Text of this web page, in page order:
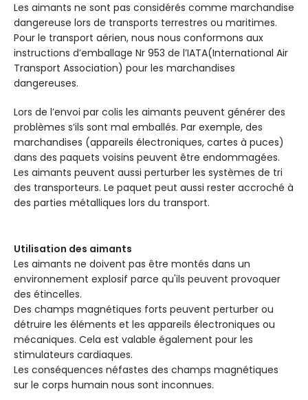
Les aimants ne sont pas considérés comme marchandise
dangereuse lors de transports terrestres ou maritimes.
Pour le transport aérien, nous nous conformons aux
instructions d’emballage Nr 953 de l’IATA(International Air
Transport Association) pour les marchandises
dangereuses.
Lors de l’envoi par colis les aimants peuvent générer des
problèmes s’ils sont mal emballés. Par exemple, des
marchandises (appareils électroniques, cartes à puces)
dans des paquets voisins peuvent être endommagées.
Les aimants peuvent aussi perturber les systèmes de tri
des transporteurs. Le paquet peut aussi rester accroché à
des parties métalliques lors du transport.
Utilisation des aimants
Les aimants ne doivent pas être montés dans un
environnement explosif parce qu'ils peuvent provoquer
des étincelles.
Des champs magnétiques forts peuvent perturber ou
détruire les éléments et les appareils électroniques ou
mécaniques. Cela est valable également pour les
stimulateurs cardiaques.
Les conséquences néfastes des champs magnétiques
sur le corps humain nous sont inconnues.